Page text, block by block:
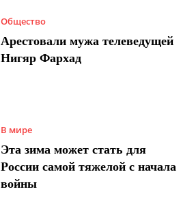
Общество
Арестовали мужа телеведущей
Нигяр Фархад
В мире
Эта зима может стать для
России самой тяжелой с начала
войны